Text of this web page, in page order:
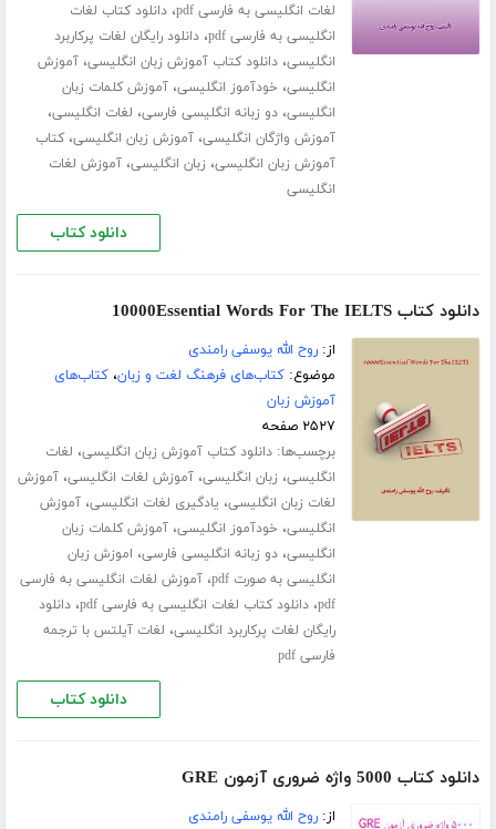
لغات انگلیسی به فارسی pdf
،دانلود کتاب لغات
انگلیسی به فارسی pdf
،دانلود رایگان لغات پرکاربرد
انگلیسی،دانلود کتاب آموزش زبان انگلیسی،آموزش
انگلیسی، خودآموز انگلیسی،آموزش کلمات زبان
انگلیسی،دو زبانه انگلیسی فارسی، لغات انگلیسی،
آموزش واژگان انگلیسی،آموزش زبان انگلیسی،کتاب
آموزش زبان انگلیسی، زبان انگلیسی،آموزش لغات
انگلیسی
دانلود کتاب
دانلود کتاب 10000Essential Words For The IELTS
از:روح الله یوسفی رامندی
موضوع:کتاب‌های فرهنگ لغت و زبان،کتاب‌های
آموزش زبان
۲۵۲۷ صفحه
برچسب‌ها:دانلود کتاب آموزش زبان انگلیسی، لغات
انگلیسی، زبان انگلیسی،آموزش لغات انگلیسی،آموزش
لغات زبان انگلیسی، یادگیری لغات انگلیسی،آموزش
انگلیسی، خودآموز انگلیسی،آموزش کلمات زبان
انگلیسی،دو زبانه انگلیسی فارسی، اموزش زبان
انگلیسی به صورت pdf
،آموزش لغات انگلیسی به فارسی
pdf،دانلود کتاب لغات انگلیسی به فارسی pdf ،دانلود
رایگان لغات پرکاربرد انگلیسی، لغات آیلتس با ترجمه
فارسی pdf
دانلود کتاب
دانلود کتاب 5000 واژه ضروری آزمون GRE
از:روح الله یوسفی رامندی